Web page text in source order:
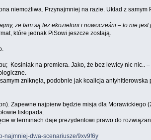
niemożliwa. Przynajmniej na razie. Układ z
że tam są też ekozieloni i nowocześni – to nie jest
które jednak PiSowi jeszcze zostają.
Kosiniak na premiera. Jako, że bez lewicy nic nic.. –
zniknęła, podobnie jak koalicja
Zapewne najpierw będzie misja dla
listopada.
w terminach daje prezydentowi prawo do
najmniej-dwa-scenariusze/9xv9f6y